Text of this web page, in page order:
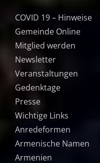
COVID 19 – Hinweise
Gemeinde Online
Mitglied werden
Newsletter
Veranstaltungen
Gedenktage
Presse
Wichtige Links
Anredeformen
Armenische Namen
Armenien